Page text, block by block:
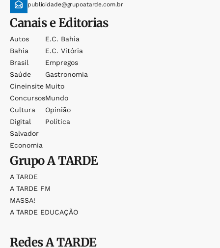
publicidade@grupoatarde.com.br
Canais e Editorias
Autos
Bahia
Brasil
Saúde
Cineinsite
Concursos
Cultura
Digital
Salvador
Economia
E.c. Bahia
E.c. Vitória
Empregos
Gastronomia
Muito
Mundo
Opinião
Política
GrupoA TARDE
A TARDE
A TARDE FM
MASSA!
A TARDE EDUCAÇÃO
RedesA TARDE